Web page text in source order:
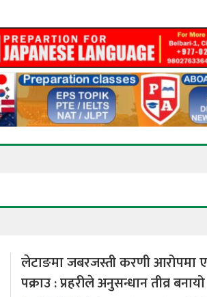
लेटाङमा जबरजस्ती करणी आरोपमा
पक्राउ : प्रहरीले अनुसन्धान तीव्र बनायो